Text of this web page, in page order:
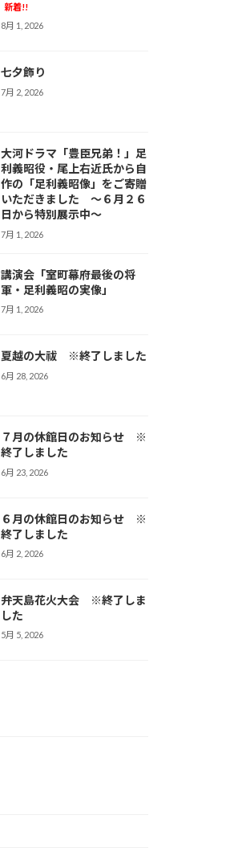
新着!!
8月 1, 2026
七夕飾り
7月 2, 2026
大河ドラマ「豊臣兄弟！」足
利義昭役・尾上右近氏から自
作の「足利義昭像」をご寄贈
いただきました ～６月２６
日から特別展示中～
7月 1, 2026
講演会「室町幕府最後の将
軍・足利義昭の実像」
7月 1, 2026
夏越の大祓 ※終了しました
6月 28, 2026
７月の休館日のお知らせ ※
終了しました
6月 23, 2026
６月の休館日のお知らせ ※
終了しました
6月 2, 2026
弁天島花火大会 ※終了しま
した
5月 5, 2026